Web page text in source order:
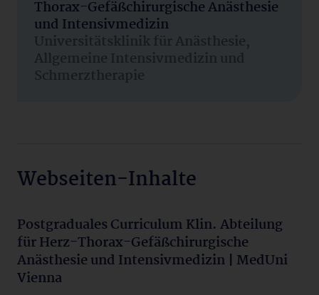
Thorax-Gefäßchirurgische Anästhesie
und Intensivmedizin
Universitätsklinik für Anästhesie,
Allgemeine Intensivmedizin und
Schmerztherapie
Webseiten-Inhalte
Postgraduales Curriculum Klin. Abteilung
für Herz-Thorax-Gefäßchirurgische
Anästhesie und Intensivmedizin | MedUni
Vienna